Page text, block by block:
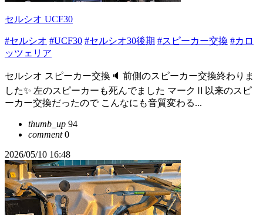
セルシオ UCF30
#セルシオ #UCF30 #セルシオ30後期 #スピーカー交換 #カロ
ッツェリア
セルシオ スピーカー交換🔈 前側のスピーカー交換終わりま
した✨ 左のスピーカーも死んでました マークⅡ以来のスピ
ーカー交換だったので こんなにも音質変わる...
thumb_up 94
comment0
2026/05/10 16:48